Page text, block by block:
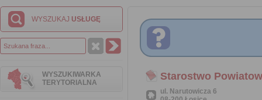
WYSZUKAJ USŁUGĘ
WYSZUKIWARKA
TERYTORIALNA
Starostwo
ul. Narutowicza 6